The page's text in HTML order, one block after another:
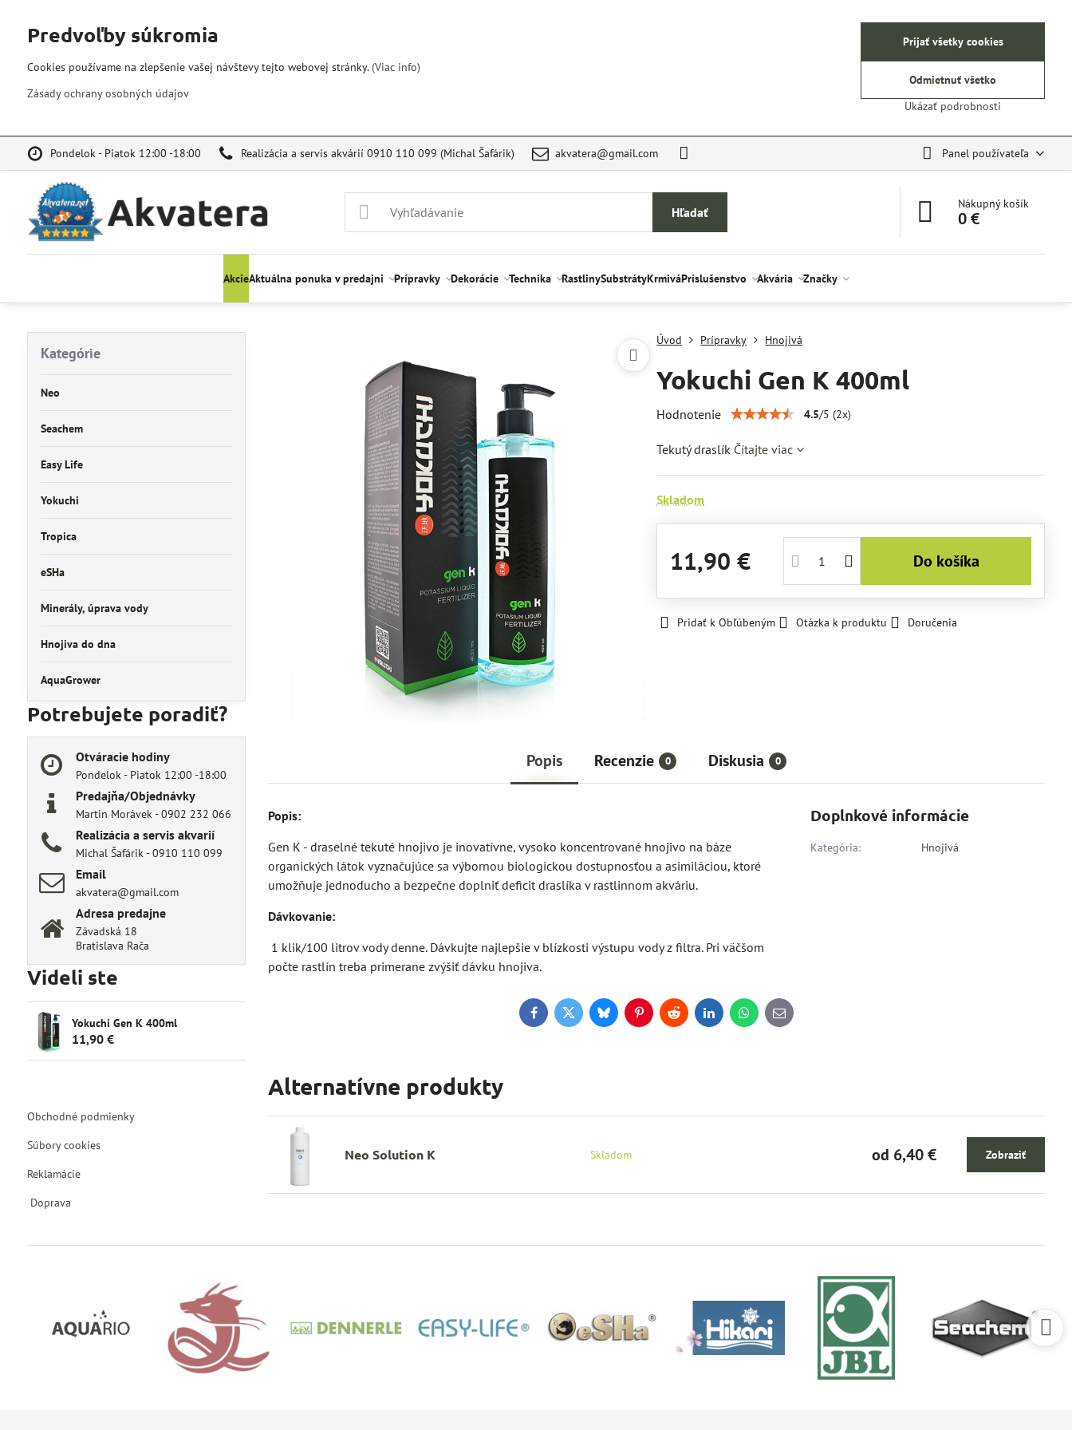
Pondelok - Piatok 12:00 -18:00 Realizácia a servis akvárií 0910 110 099 (Michal Šafárik) akvatera@gmail.com Panel používateľa
Hľadať
Nákupný košík
0 €
AkcieAktuálna ponuka v predajni Prípravky Dekorácie Technika RastlinySubstrátyKrmiváPríslušenstvo Akvária Značky
Úvod Prípravky Hnojivá
Yokuchi Gen K 400ml
Hodnotenie 4.5/5 (2x)
Tekutý draslík Čítajte viac
Skladom
11,90 € Do košíka
Pridať k Obľúbeným Otázka k produktu Doručenia
Popis Recenzie 0 Diskusia 0
Popis:
Gen K - draselné tekuté hnojivo je inovatívne, vysoko koncentrované hnojivo na báze
organických látok vyznačujúce sa výbornou biologickou dostupnosťou a asimiláciou, ktoré
umožňuje jednoducho a bezpečne doplniť deficit draslíka v rastlinnom akváriu.
Dávkovanie:
1 klik/100 litrov vody denne. Dávkujte najlepšie v blízkosti výstupu vody z filtra. Pri väčšom
počte rastlín treba primerane zvýšiť dávku hnojiva.
Doplnkové informácie
Kategória: Hnojivá
FacebookTwitterBlueskyPinterestRedditLinkedInWhatsApp
E-
mail
Alternatívne produkty
Neo Solution K Skladom od 6,40 € Zobraziť
Kategórie
Neo
Seachem
Easy Life
Yokuchi
Tropica
eSHa
Minerály, úprava vody
Hnojiva do dna
AquaGrower
Potrebujete poradiť?
Otváracie hodiny
Pondelok - Piatok 12:00 -18:00
Predajňa/Objednávky
Martin Morávek - 0902 232 066
Realizácia a servis akvarií
Michal Šafárik - 0910 110 099
Email
akvatera@gmail.com
Adresa predajne
Závadská 18
Bratislava Rača
Videli ste
Yokuchi Gen K 400ml
11,90 €
Obchodné podmienky
Súbory cookies
Reklamácie
Doprava
Predvoľby súkromia
Cookies používame na zlepšenie vašej návštevy tejto webovej stránky.(Viac info)
Zásady ochrany osobných údajov
Ukázať podrobnosti
Prijať všetky cookies
Odmietnuť všetko